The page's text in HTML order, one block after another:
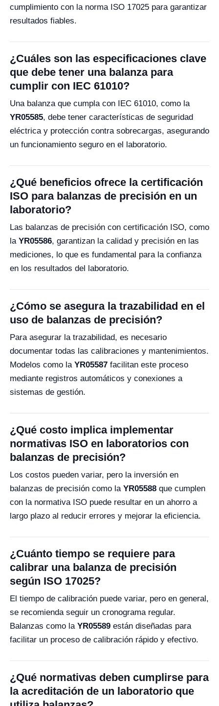
cumplimiento con la norma ISO 17025 para garantizar
resultados fiables.
¿Cuáles son las especificaciones clave
que debe tener una balanza para
cumplir con IEC 61010?
Una balanza que cumpla con IEC 61010, como la
YR05585, debe tener características de seguridad
eléctrica y protección contra sobrecargas, asegurando
un funcionamiento seguro en el laboratorio.
¿Qué beneficios ofrece la certificación
ISO para balanzas de precisión en un
laboratorio?
Las balanzas de precisión con certificación ISO, como
la YR05586, garantizan la calidad y precisión en las
mediciones, lo que es fundamental para la confianza
en los resultados del laboratorio.
¿Cómo se asegura la trazabilidad en el
uso de balanzas de precisión?
Para asegurar la trazabilidad, es necesario
documentar todas las calibraciones y mantenimientos.
Modelos como la YR05587 facilitan este proceso
mediante registros automáticos y conexiones a
sistemas de gestión.
¿Qué costo implica implementar
normativas ISO en laboratorios con
balanzas de precisión?
Los costos pueden variar, pero la inversión en
balanzas de precisión como la YR05588 que cumplen
con la normativa ISO puede resultar en un ahorro a
largo plazo al reducir errores y mejorar la eficiencia.
¿Cuánto tiempo se requiere para
calibrar una balanza de precisión
según ISO 17025?
El tiempo de calibración puede variar, pero en general,
se recomienda seguir un cronograma regular.
Balanzas como la YR05589 están diseñadas para
facilitar un proceso de calibración rápido y efectivo.
¿Qué normativas deben cumplirse para
la acreditación de un laboratorio que